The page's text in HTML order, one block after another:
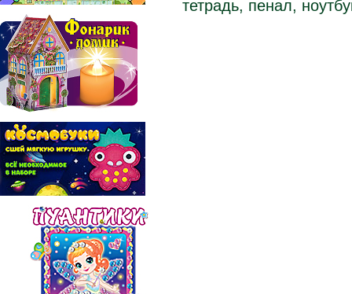
тетрадь, пенал,